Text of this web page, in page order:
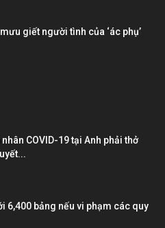
giết người tình của ‘ác phụ’
COVID-19 tại Anh phải thở
6,400 bảng nếu vi phạm các quy